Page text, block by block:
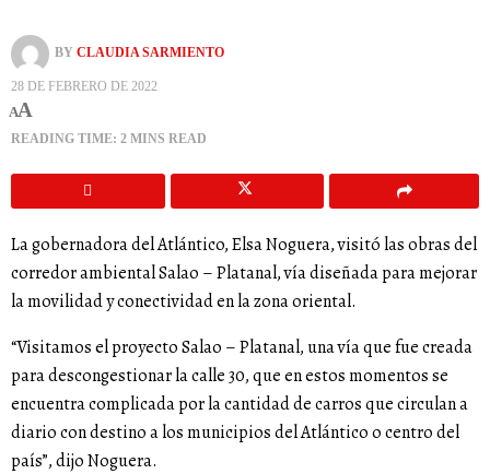
BY CLAUDIA SARMIENTO
28 DE FEBRERO DE 2022
AA
READING TIME: 2 MINS READ
La gobernadora del Atlántico, Elsa Noguera, visitó las obras del
corredor ambiental Salao – Platanal, vía diseñada para mejorar
la movilidad y conectividad en la zona oriental.
“Visitamos el proyecto Salao – Platanal, una vía que fue creada
para descongestionar la calle 30, que en estos momentos se
encuentra complicada por la cantidad de carros que circulan a
diario con destino a los municipios del Atlántico o centro del
país”, dijo Noguera.